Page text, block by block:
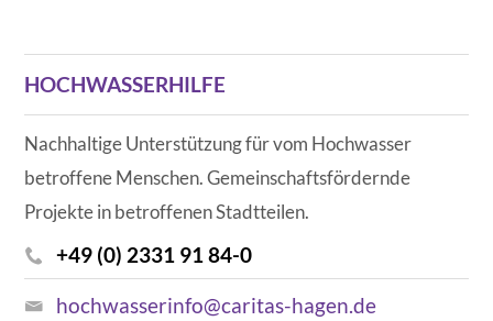
HOCHWASSERHILFE
Nachhaltige Unterstützung für vom Hochwasser
betroffene Menschen. Gemeinschaftsfördernde
Projekte in betroffenen Stadtteilen.
+49 (0) 2331 91 84-0
hochwasserinfo@caritas-hagen.de